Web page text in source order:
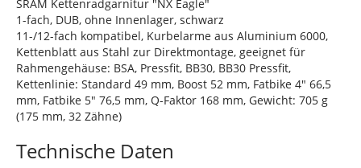
SRAM Kettenradgarnitur "NX Eagle"
1-fach, DUB, ohne Innenlager, schwarz
11-/12-fach kompatibel, Kurbelarme aus Aluminium 6000,
Kettenblatt aus Stahl zur Direktmontage, geeignet für
Rahmengehäuse: BSA, Pressfit, BB30, BB30 Pressfit,
Kettenlinie: Standard 49 mm, Boost 52 mm, Fatbike 4" 66,5
mm, Fatbike 5" 76,5 mm, Q-Faktor 168 mm, Gewicht: 705 g
(175 mm, 32 Zähne)
Technische Daten